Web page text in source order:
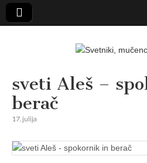
sveti Aleš –
berač
17. julija